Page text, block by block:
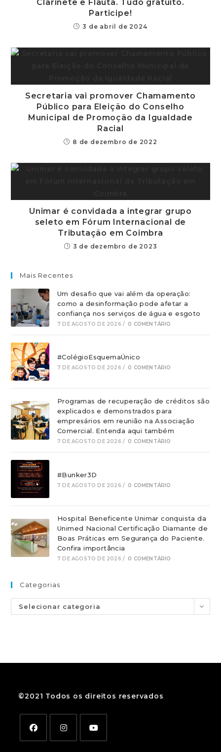
Clarinete e Flauta. Tudo gratuito.
Participe!
3 de abril de 2024
Secretaria vai promover Chamamento
Público para Eleição do Conselho
Municipal de Promoção da Igualdade
Racial
8 de dezembro de 2022
Unimar é convidada a integrar grupo
seleto em Fórum Internacional de
Tributação em Coimbra
3 de dezembro de 2023
Mais Recentes
Um desafio que vai além da operação:
como a desinformação pode afetar a
confiança nos serviços de água e esgoto
7 DE AGOSTO DE 2026 / 0 COMENTÁRIO
#ColégioEsquemaÚnico
7 DE AGOSTO DE 2026 / 0 COMENTÁRIO
Programas de recuperação de créditos são
explicados e demonstrados para
empresários em reunião na Associação
Comercial. Entenda aqui também
7 DE AGOSTO DE 2026 / 0 COMENTÁRIO
#Bunker3D
7 DE AGOSTO DE 2026 / 0 COMENTÁRIO
Hospital Beneficente Unimar conquista da
Unimed Nacional Certificação Diamante de
Boas Práticas em Segurança do Paciente.
Confira importância
7 DE AGOSTO DE 2026 / 0 COMENTÁRIO
Categorias
Selecionar categoria
©2021 Todos os direitos reservados